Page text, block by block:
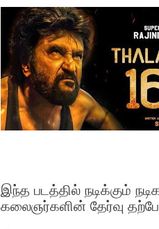
இந்த படத்தில் நடிக்கும்
கலைஞர்களின் தேர்வு